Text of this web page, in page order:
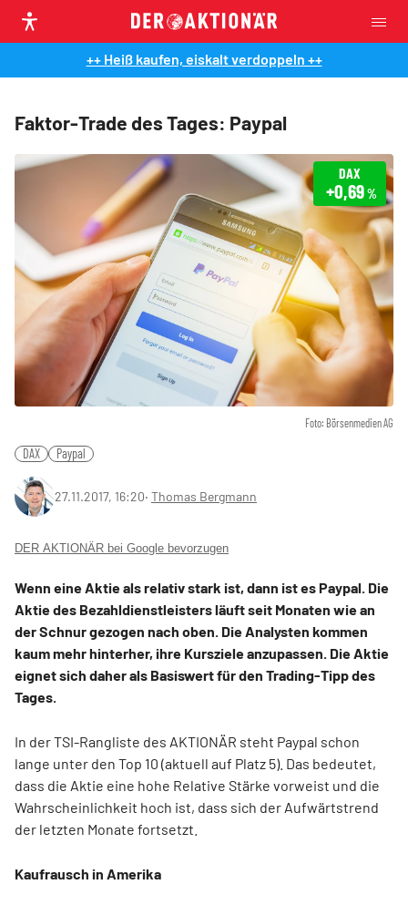
++ Heiß kaufen, eiskalt verdoppeln ++
Faktor-Trade des Tages: Paypal
Foto: Börsenmedien AG
DAX
+0,69%
DAX Paypal
27.11.2017, 16:20‧ Thomas Bergmann
DER AKTIONÄR bei Google bevorzugen
Wenn eine Aktie als relativ stark ist, dann ist es Paypal. Die
Aktie des Bezahldienstleisters läuft seit Monaten wie an
der Schnur gezogen nach oben. Die Analysten kommen
kaum mehr hinterher, ihre Kursziele anzupassen. Die Aktie
eignet sich daher als Basiswert für den Trading-Tipp des
Tages.
In der TSI-Rangliste des AKTIONÄR steht Paypal schon
lange unter den Top 10 (aktuell auf Platz 5). Das bedeutet,
dass die Aktie eine hohe Relative Stärke vorweist und die
Wahrscheinlichkeit hoch ist, dass sich der Aufwärtstrend
der letzten Monate fortsetzt.
Kaufrausch in Amerika